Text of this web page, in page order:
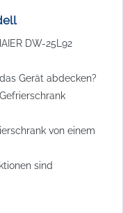
DW-25L92
Gerät abdecken?
von einem
sind